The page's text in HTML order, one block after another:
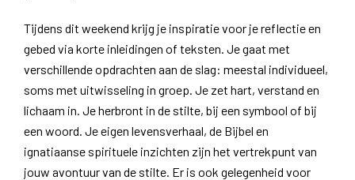
Tijdens dit weekend krijg je inspiratie voor je reflectie en
gebed via korte inleidingen of teksten. Je gaat met
verschillende opdrachten aan de slag: meestal individueel,
soms met uitwisseling in groep. Je zet hart, verstand en
lichaam in. Je herbront in de stilte, bij een symbool of bij
een woord. Je eigen levensverhaal, de Bijbel en
ignatiaanse spirituele inzichten zijn het vertrekpunt van
jouw avontuur van de stilte. Er is ook gelegenheid voor